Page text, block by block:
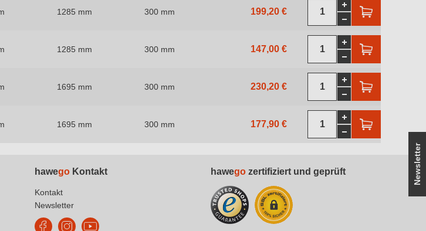
1285 mm 300 mm 199,20 €
1285 mm 300 mm 147,00 €
1695 mm 300 mm 230,20 €
1695 mm 300 mm 177,90 €
Newsletter
hawego Kontakt
Kontakt
Newsletter
hawego zertifiziert und geprüft